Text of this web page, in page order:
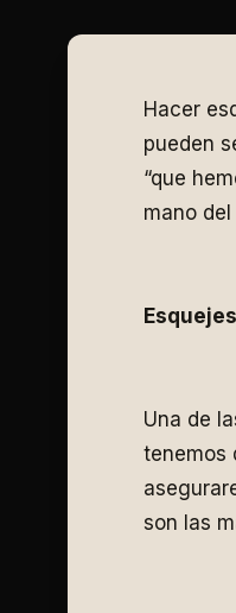
Hacer
pueden
“que
mano
Una de
tenemos
son las